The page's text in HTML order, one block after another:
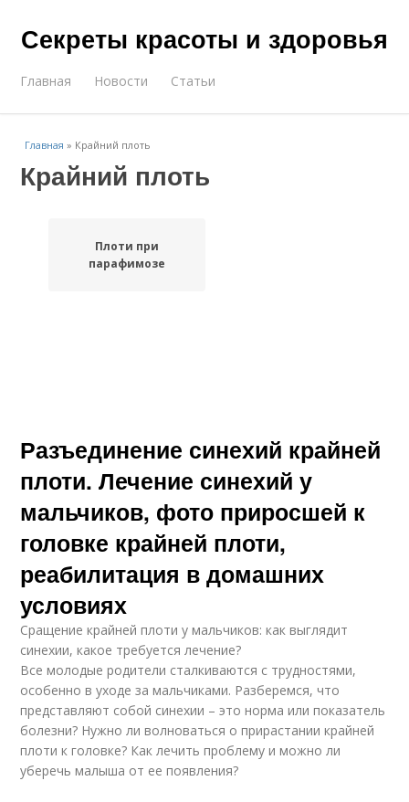
Секреты красоты и здоровья
Главная Новости Статьи
Главная » Крайний плоть
Крайний плоть
Плоти при
парафимозе
Разъединение синехий крайней
плоти. Лечение синехий у
мальчиков, фото приросшей к
головке крайней плоти,
реабилитация в домашних
условиях
Сращение крайней плоти у мальчиков: как выглядит
синехии, какое требуется лечение?
Все молодые родители сталкиваются с трудностями,
особенно в уходе за мальчиками. Разберемся, что
представляют собой синехии – это норма или показатель
болезни? Нужно ли волноваться о прирастании крайней
плоти к головке? Как лечить проблему и можно ли
уберечь малыша от ее появления?